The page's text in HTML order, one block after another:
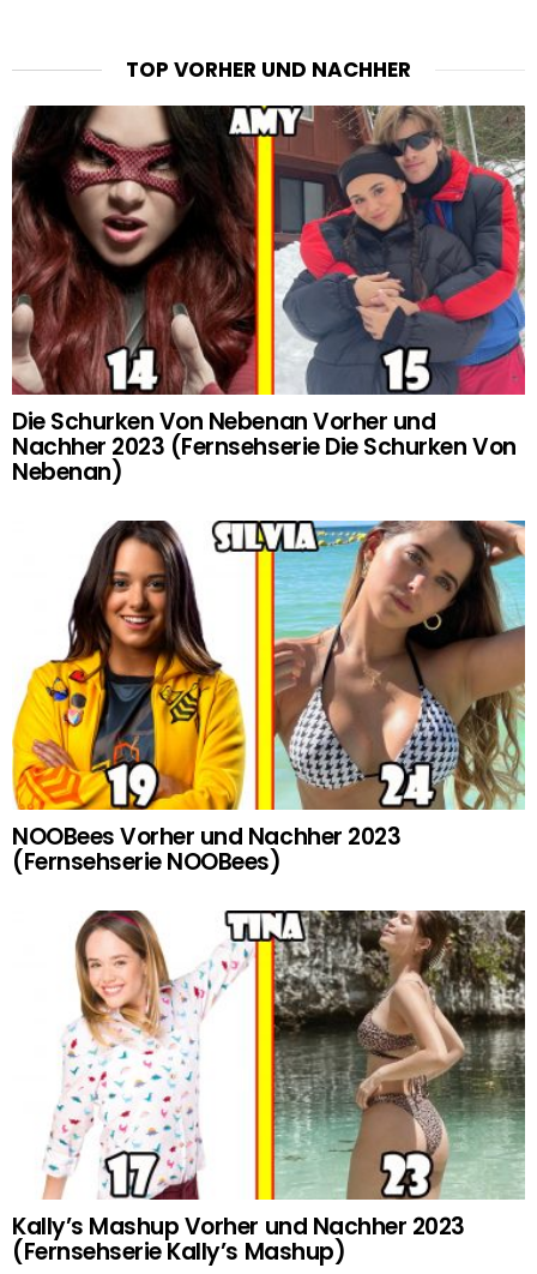
TOP VORHER UND NACHHER
Die Schurken Von Nebenan Vorher und
Nachher 2023 (Fernsehserie Die Schurken Von
Nebenan)
NOOBees Vorher und Nachher 2023
(Fernsehserie NOOBees)
Kally’s Mashup Vorher und Nachher 2023
(Fernsehserie Kally’s Mashup)